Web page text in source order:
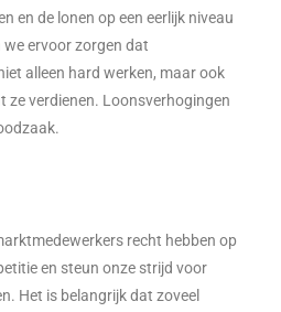
en de lonen op een eerlijk niveau
we ervoor zorgen dat
alleen hard werken, maar ook
ze verdienen. Loonsverhogingen
recht hebben op
en steun onze strijd voor
Het is belangrijk dat zoveel